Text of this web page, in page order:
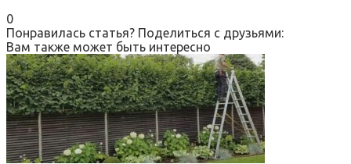
0
Понравилась статья? Поделиться с друзьями:
Вам также может быть интересно